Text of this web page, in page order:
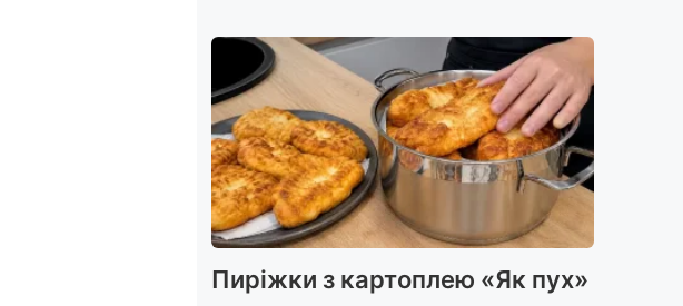
Пиріжки з картоплею «Як пух»